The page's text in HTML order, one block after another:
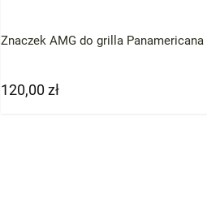
Znaczek AMG do grilla Panamericana
Cena
120,00 zł